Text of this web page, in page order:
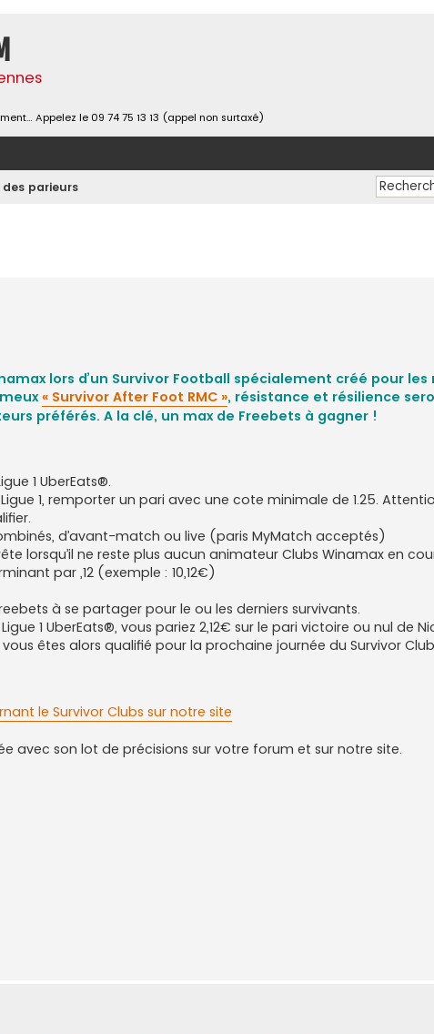
Appelez le 09 74 75 13 13 (appel non surtaxé)
des parieurs
lors d’un Survivor Football spécialement créé pour
« Survivor After Foot RMC », résistance et résilience
préférés. A la clé, un max de Freebets à gagner !
1 UberEats®.
1, remporter un pari avec une cote minimale de 1.25.
d’avant-match ou live (paris MyMatch acceptés)
lorsqu’il ne reste plus aucun animateur Clubs Winamax en
par ,12 (exemple : 10,12€)
à se partager pour le ou les derniers survivants.
1 UberEats®, vous pariez 2,12€ sur le pari victoire ou nul de
êtes alors qualifié pour la prochaine journée du Survivor
le Survivor Clubs sur notre site
avec son lot de précisions sur votre forum et sur notre site.